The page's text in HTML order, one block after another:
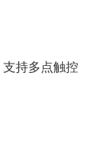
持多点触控